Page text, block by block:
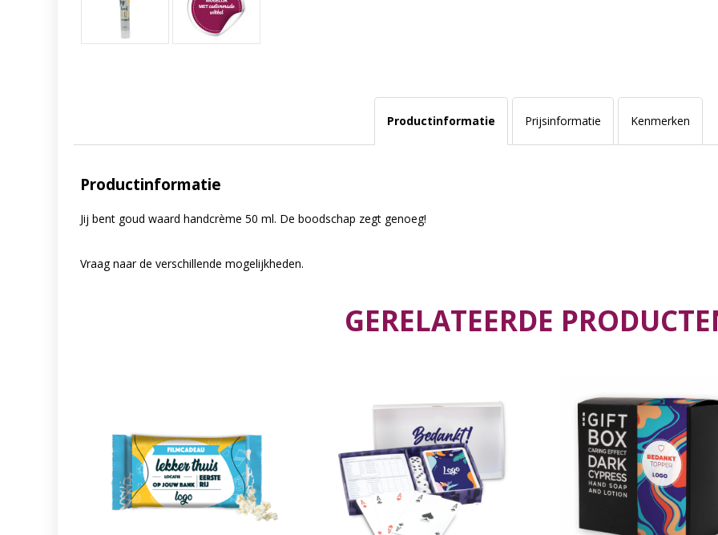
Productinformatie Prijsinformatie Kenmerken
Productinformatie
Jij bent goud waard handcrème 50 ml. De boodschap zegt genoeg!
Vraag naar de verschillende mogelijkheden.
GERELATEERDE